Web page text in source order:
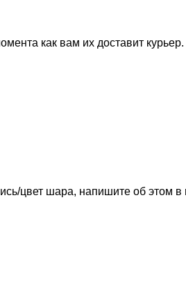
как вам их доставит курьер.
цвет шара, напишите об этом